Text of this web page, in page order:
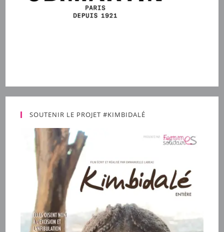
SOUTENIR LE PROJET #KIMBIDALÉ